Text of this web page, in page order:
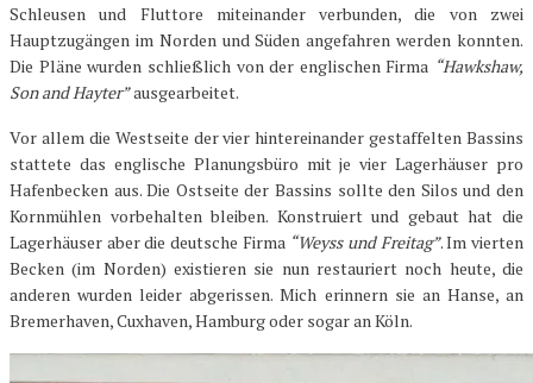
Schleusen und Fluttore miteinander verbunden, die von zwei
Hauptzugängen im Norden und Süden angefahren werden konnten.
Die Pläne wurden schließlich von der englischen Firma “Hawkshaw,
Son and Hayter”ausgearbeitet.
Vor allem die Westseite der vier hintereinander gestaffelten Bassins
stattete das englische Planungsbüro mit je vier Lagerhäuser pro
Hafenbecken aus. Die Ostseite der Bassins sollte den Silos und den
Kornmühlen vorbehalten bleiben. Konstruiert und gebaut hat die
Lagerhäuser aber die deutsche Firma “Weyss und Freitag”. Im vierten
Becken (im Norden) existieren sie nun restauriert noch heute, die
anderen wurden leider abgerissen. Mich erinnern sie an Hanse, an
Bremerhaven, Cuxhaven, Hamburg oder sogar an Köln.